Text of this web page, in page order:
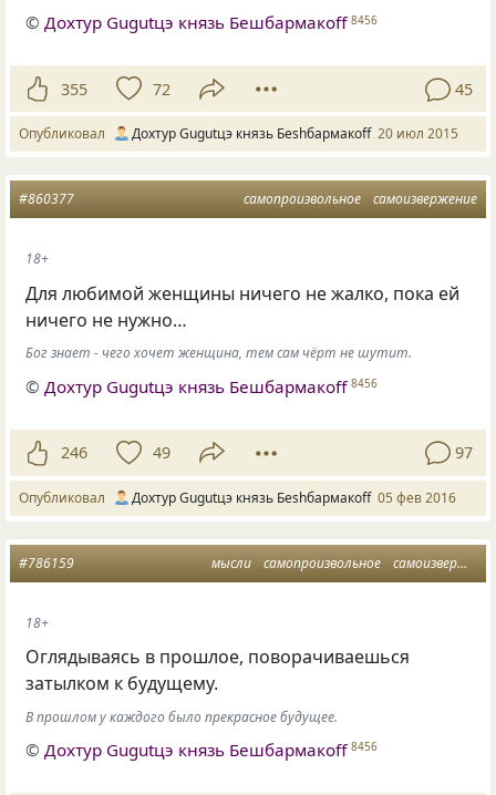
©Дохтур Gugutцэ князь Бешбармакоff 8456
355 72 45
Опубликовал Дохтур Gugutцэ князь Беshбармакоff 20 июл 2015
самопроизвольное самоизвержение
#860377
18+
Для любимой женщины ничего не жалко, пока ей
ничего не нужно…
Бог знает - чего хочет женщина, тем сам чёрт не шутит.
© Дохтур Gugutцэ князь Бешбармакоff 8456
246 49 97
Опубликовал Дохтур Gugutцэ князь Беshбармакоff 05 фев 2016
мысли самопроизвольное самоизвержение
#786159
18+
Оглядываясь в прошлое, поворачиваешься
затылком к будущему.
В прошлом у каждого было прекрасное будущее.
©Дохтур Gugutцэ князь Бешбармакоff 8456